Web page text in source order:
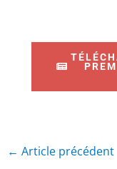
← Article précédent